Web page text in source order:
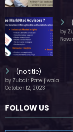
by
(no title)
by Zubair Pateljiwala
FOLLOW US